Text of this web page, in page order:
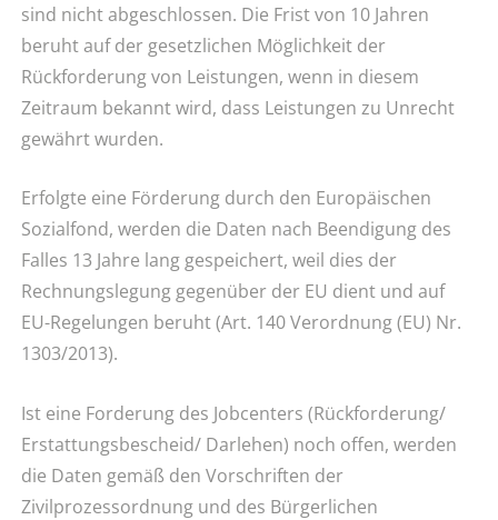
sind nicht abgeschlossen. Die Frist von 10 Jahren
beruht auf der gesetzlichen Möglichkeit der
Rückforderung von Leistungen, wenn in diesem
Zeitraum bekannt wird, dass Leistungen zu Unrecht
gewährt wurden.
Erfolgte eine Förderung durch den Europäischen
Sozialfond, werden die Daten nach Beendigung des
Falles 13 Jahre lang gespeichert, weil dies der
Rechnungslegung gegenüber der EU dient und auf
EU-Regelungen beruht (Art. 140 Verordnung (EU) Nr.
1303/2013).
Ist eine Forderung des Jobcenters (Rückforderung/
Erstattungsbescheid/ Darlehen) noch offen, werden
die Daten gemäß den Vorschriften der
Zivilprozessordnung und des Bürgerlichen